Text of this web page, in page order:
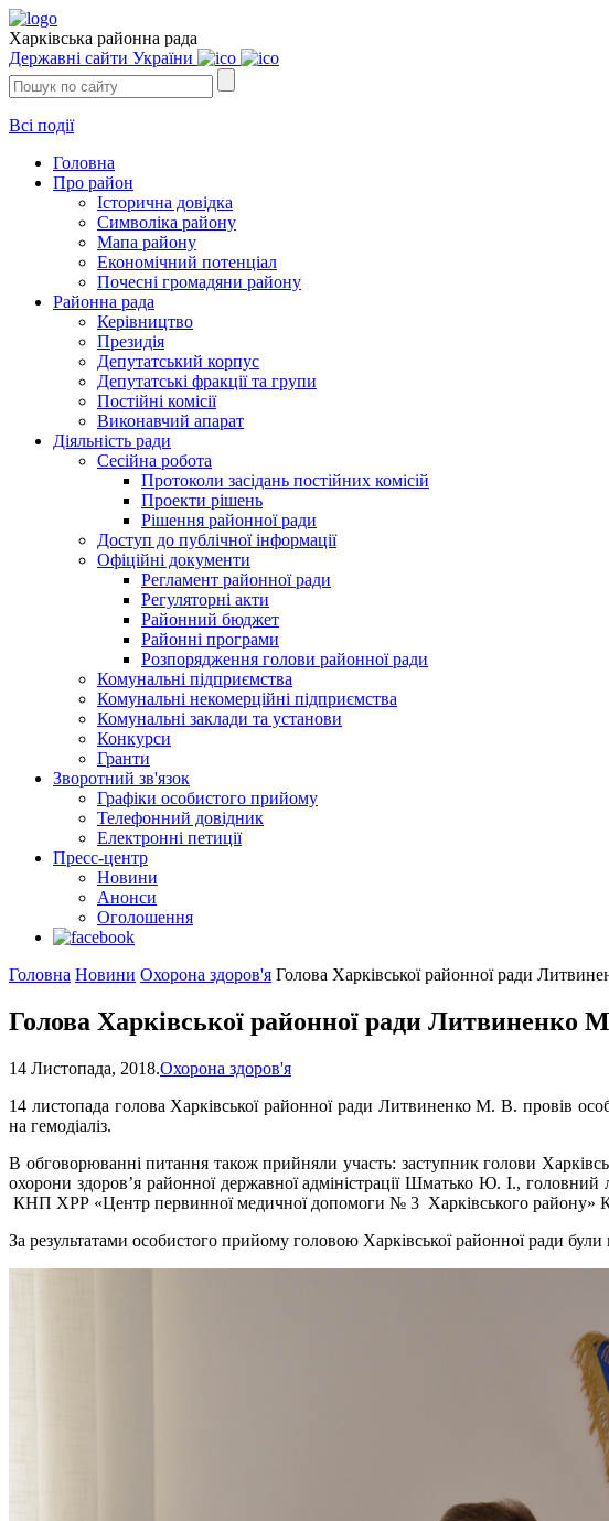
Харківська районна рада
Державні сайти України
Всі події
Головна
Про район
Історична довідка
Символіка району
Мапа району
Економічний потенціал
Почесні громадяни району
Районна рада
Керівництво
Президія
Депутатський корпус
Депутатські фракції та групи
Постійні комісії
Виконавчий апарат
Діяльність ради
Сесійна робота
Протоколи засідань постійних комісій
Проекти рішень
Рішення районної ради
Доступ до публічної інформації
Офіційні документи
Регламент районної ради
Регуляторні акти
Районний бюджет
Районні програми
Розпорядження голови районної ради
Комунальні підприємства
Комунальні некомерційні підприємства
Комунальні заклади та установи
Конкурси
Гранти
Зворотний зв'язок
Графіки особистого прийому
Телефонний довідник
Електронні петиції
Пресс-центр
Новини
Анонси
Оголошення
Головна Новини Охорона здоров'я Голова Харківської районної ради
Голова Харківської районної ради Литвиненко
14 Листопада, 2018.Охорона здоров'я
14 листопада голова Харківської районної ради Литвиненко М. В. провів
на гемодіаліз.
В обговорюванні питання також прийняли участь: заступник голови
охорони здоров’я районної державної адміністрації Шматько Ю. І.,
КНП ХРР «Центр первинної медичної допомоги № 3 Харківського району»
За результатами особистого прийому головою Харківської районної ради